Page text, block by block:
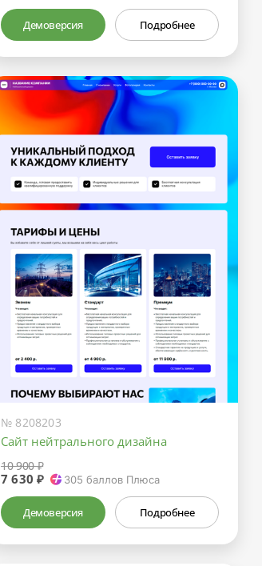
Демоверсия Подробнее
№ 8208203
Сайт нейтрального дизайна
10 900 ₽
7 630 ₽ 305 баллов Плюса
Демоверсия Подробнее